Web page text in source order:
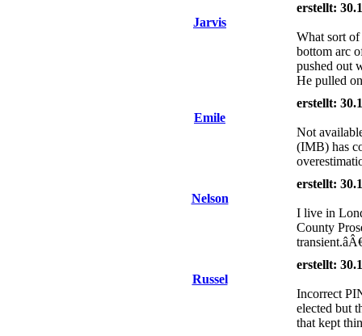
Jarvis
erstellt:
What sort
bottom arc
pushed out
He pulled
Emile
erstellt:
Not
(IMB) has
Nelson
erstellt:
I live in
County
Russel
erstellt:
Incorrect
elected but
that kept